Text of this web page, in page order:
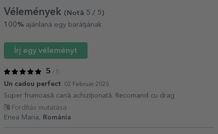
Vélemények (Notă 5 / 5 )
100% ajánlaná egy barátjának
Írj egy véleményt
5 / 5
Un cadou perfect 02 Február 2026
Super frumoasă cană achiziționată. Recomand cu drag
Fordítás mutatása
Enea Maria,
Románia